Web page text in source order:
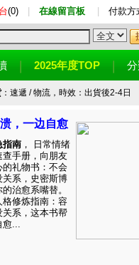
(0) 在線留言板 付款方
2025年度TOP
：速遞 / 物流，時效：出貨後2-4日
，一边自愈
指南 ， 日常情绪
查手册，向朋友
的礼物书：不会
关系，史密斯博
治愈系嘴替。
格修炼指南：容
关系，这本书帮
愈...